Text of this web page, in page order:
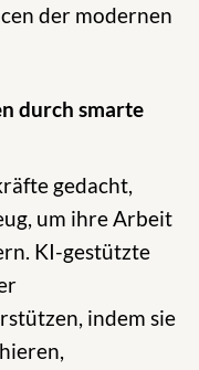
der modernen
durch smarte
gedacht,
um ihre Arbeit
KI-gestützte
indem sie